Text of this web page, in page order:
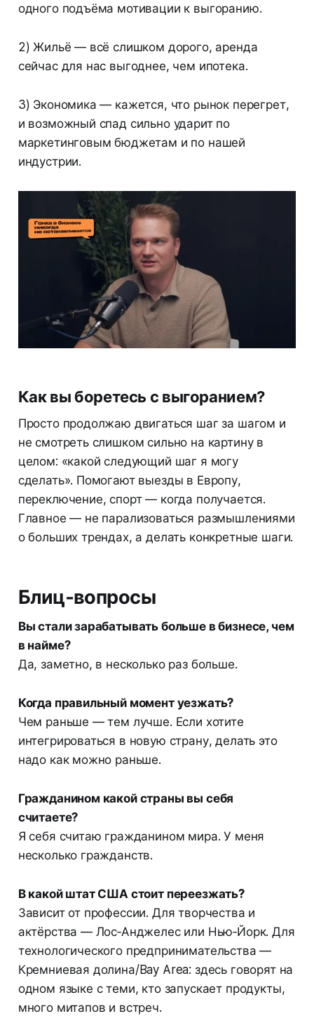
одного подъёма мотивации к выгоранию.
2) Жильё — всё слишком дорого, аренда
сейчас для нас выгоднее, чем ипотека.
3) Экономика — кажется, что рынок перегрет,
и возможный спад сильно ударит по
маркетинговым бюджетам и по нашей
индустрии.
Как вы боретесь с выгоранием?
Просто продолжаю двигаться шаг за шагом и
не смотреть слишком сильно на картину в
целом: «какой следующий шаг я могу
сделать». Помогают выезды в Европу,
переключение, спорт — когда получается.
Главное — не парализоваться размышлениями
о больших трендах, а делать конкретные шаги.
Блиц‑вопросы
Вы стали зарабатывать больше в бизнесе, чем
в найме?
Да, заметно, в несколько раз больше.
Когда правильный момент уезжать?
Чем раньше — тем лучше. Если хотите
интегрироваться в новую страну, делать это
надо как можно раньше.
Гражданином какой страны вы себя
считаете?
Я себя считаю гражданином мира. У меня
несколько гражданств.
В какой штат США стоит переезжать?
Зависит от профессии. Для творчества и
актёрства — Лос‑Анджелес или Нью‑Йорк. Для
технологического предпринимательства —
Кремниевая долина/Bay Area: здесь говорят на
одном языке с теми, кто запускает продукты,
много митапов и встреч.